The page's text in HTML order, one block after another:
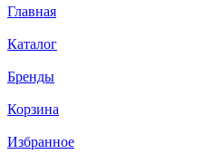
Главная
Каталог
Бренды
Корзина
Избранное